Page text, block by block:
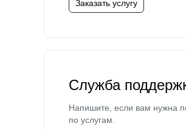
Заказать услугу
Служба
Напишите, если вам нужна
по услугам.